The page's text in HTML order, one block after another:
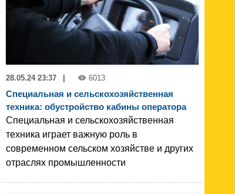
28.05.24 23:37 6013
Специальная и сельскохозяйственная
техника: обустройство кабины оператора
Специальная и сельскохозяйственная
техника играет важную роль в
современном сельском хозяйстве и других
отраслях промышленности